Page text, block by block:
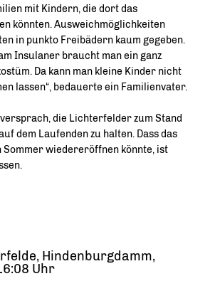
mit Kindern, die dort das
könnten. Ausweichmöglichkeiten
in punkto Freibädern kaum gegeben.
Insulaner braucht man ein ganz
Da kann man kleine Kinder nicht
lassen“, bedauerte ein Familienvater.
die Lichterfelder zum Stand
dem Laufenden zu halten. Dass das
Sommer wiedereröffnen könnte, ist
Hindenburgdamm,
Uhr